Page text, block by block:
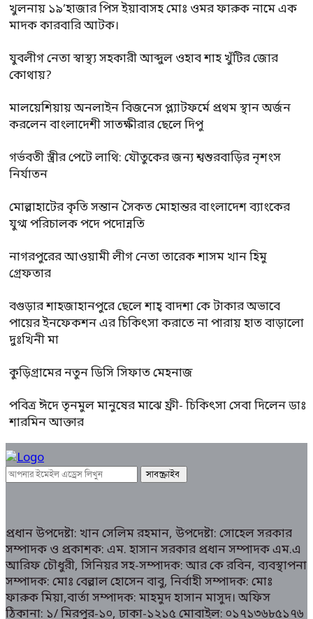
খুলনায় ১৯’হাজার পিস ইয়াবাসহ মোঃ ওমর ফারুক নামে এক
মাদক কারবারি আটক।
যুবলীগ নেতা স্বাস্থ্য সহকারী আব্দুল ওহাব শাহ খুঁটির জোর
কোথায়?
মালয়েশিয়ায় অনলাইন বিজনেস প্ল্যাটফর্মে প্রথম স্থান অর্জন
করলেন বাংলাদেশী সাতক্ষীরার ছেলে দিপু
গর্ভবতী স্ত্রীর পেটে লাথি: যৌতুকের জন্য শ্বশুরবাড়ির নৃশংস
নির্যাতন
মোল্লাহাটের কৃতি সন্তান সৈকত মোহান্তর বাংলাদেশ ব্যাংকের
যুগ্ম পরিচালক পদে পদোন্নতি
নাগরপুরের আওয়ামী লীগ নেতা তারেক শাসম খান হিমু
গ্রেফতার
বগুড়ার শাহজাহানপুরে ছেলে শাহ্ বাদশা কে টাকার অভাবে
পায়ের ইনফেকশন এর চিকিৎসা করাতে না পারায় হাত বাড়ালো
দুঃখিনী মা
কুড়িগ্রামের নতুন ডিসি সিফাত মেহনাজ
পবিত্র ঈদে তৃনমুল মানুষের মাঝে ফ্রী- চিকিৎসা সেবা দিলেন ডাঃ
শারমিন আক্তার
প্রধান উপদেষ্টা: খান সেলিম রহমান, উপদেষ্টা: সোহেল সরকার
সম্পাদক ও প্রকাশক: এম. হাসান সরকার প্রধান সম্পাদক এম.এ
আরিফ চৌধুরী, সিনিয়র সহ-সম্পাদক: আর কে রবিন, ব্যবস্থাপনা
সম্পাদক: মোঃ বেল্লাল হোসেন বাবু, নির্বাহী সম্পাদক: মোঃ
ফারুক মিয়া,বার্তা সম্পাদক: মাহমুদ হাসান মাসুদ। অফিস
ঠিকানা: ১/ মিরপুর-১০, ঢাকা-১২১৫ মোবাইল: ০১৭১৩৬৮৫১৭৬